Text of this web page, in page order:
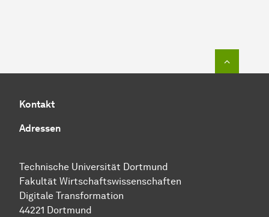
Kontakt
Adressen
Technische Uni­ver­si­tät Dort­mund
Fakultät Wirtschafts­wissen­schaften
Digitale Transformation
44221 Dort­mund